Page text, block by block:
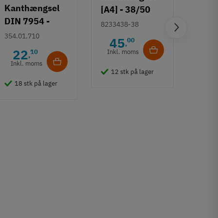
Kanthængsel
DIN 7954 -
smal - rustfri
354.01.710
22,10
Inkl. moms
18 stk på lager
[A4] - 38/50
mm
8233438-38
45,00
Inkl. moms
12 stk på lager